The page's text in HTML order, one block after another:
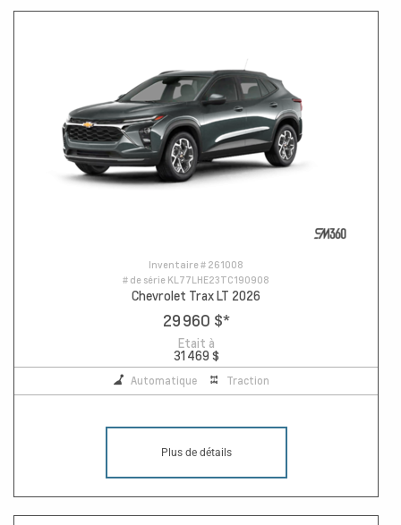
Inventaire # 261008
# de série KL77LHE23TC190908
Chevrolet Trax LT 2026
29 960 $*
Etait à
31 469 $
Automatique Traction
Plus de détails